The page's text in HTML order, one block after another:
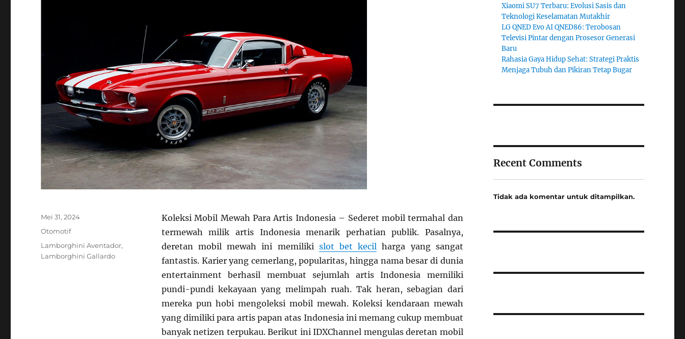
Koleksi Mobil Mewah Para Artis Indonesia – Sederet mobil termahal dan
termewah milik artis Indonesia menarik perhatian publik. Pasalnya,
deretan mobil mewah ini memiliki slot bet kecil harga yang sangat
fantastis. Karier yang cemerlang, popularitas, hingga nama besar di dunia
entertainment berhasil membuat sejumlah artis Indonesia memiliki
pundi-pundi kekayaan yang melimpah ruah. Tak heran, sebagian dari
mereka pun hobi mengoleksi mobil mewah. Koleksi kendaraan mewah
yang dimiliki para artis papan atas Indonesia ini memang cukup membuat
banyak netizen terpukau. Berikut ini IDXChannel mengulas deretan mobil
Posted
Mei 31, 2024
Categories
Otomotif
Tags
Lamborghini Aventador,
Lamborghini Gallardo
Xiaomi SU7 Terbaru: Evolusi Sasis dan
Teknologi Keselamatan Mutakhir
LG QNED Evo AI QNED86: Terobosan
Televisi Pintar dengan Prosesor Generasi
Baru
Rahasia Gaya Hidup Sehat: Strategi Praktis
Menjaga Tubuh dan Pikiran Tetap Bugar
Recent Comments
Tidak ada komentar untuk ditampilkan.